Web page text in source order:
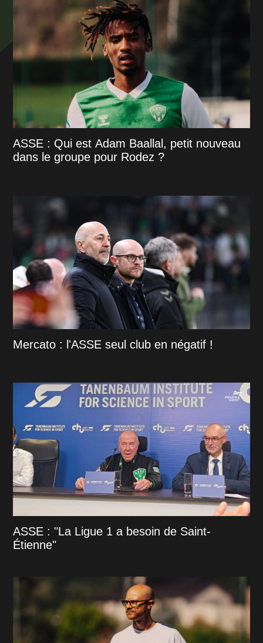
ASSE : Qui est Adam Baallal, petit nouveau
dans le groupe pour Rodez ?
Mercato : l'ASSE seul club en négatif !
ASSE : "La Ligue 1 a besoin de Saint-
Étienne"